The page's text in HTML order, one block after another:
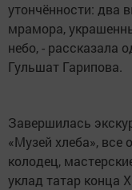
утончённости: два
мрамора,
небо, - рассказала
Гульшат Гарипова.
Завершилась
«Музей хлеба», все
колодец,
уклад татар конца